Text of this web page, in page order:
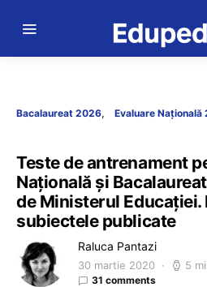
Bacalaureat 2026 Evaluare Națională
Teste de antrenament
Națională și
de Ministerul Educației.
subiectele publicate
Raluca Pantazi
30 martie 2020 5
31 comments